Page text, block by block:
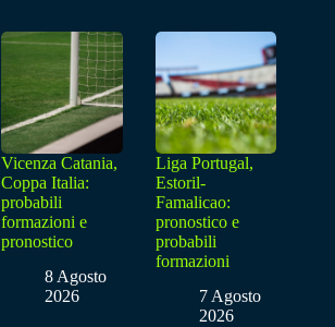
Vicenza Catania,
Coppa Italia:
probabili
formazioni e
pronostico
8 Agosto
2026
Liga Portugal,
Estoril-
Famalicao:
pronostico e
probabili
formazioni
7 Agosto
2026